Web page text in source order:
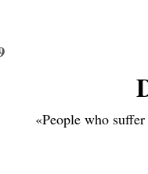
«People who